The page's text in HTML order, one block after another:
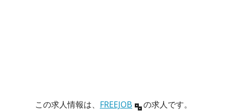
この求人情報は、 FREEJOB の求人です。